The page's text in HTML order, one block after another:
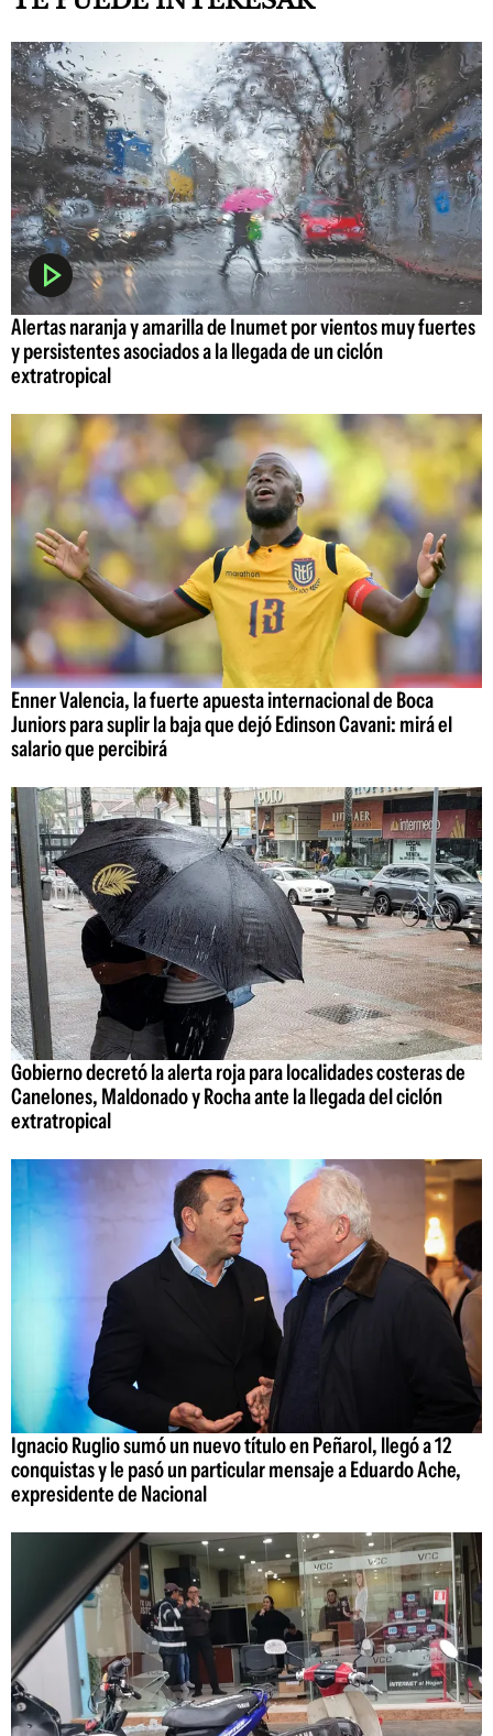
Alertas naranja y amarilla de Inumet por vientos muy fuertes
y persistentes asociados a la llegada de un ciclón
extratropical
Enner Valencia, la fuerte apuesta internacional de Boca
Juniors para suplir la baja que dejó Edinson Cavani: mirá el
salario que percibirá
Gobierno decretó la alerta roja para localidades costeras de
Canelones, Maldonado y Rocha ante la llegada del ciclón
extratropical
Ignacio Ruglio sumó un nuevo título en Peñarol, llegó a 12
conquistas y le pasó un particular mensaje a Eduardo Ache,
expresidente de Nacional